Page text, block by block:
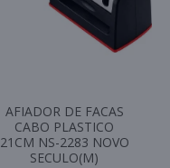
AFIADOR DE FACAS
CABO PLASTICO
21CM NS-2283 NOVO
SECULO(M)